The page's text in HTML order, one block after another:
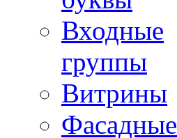
Входные
группы
Витрины
Фасадные